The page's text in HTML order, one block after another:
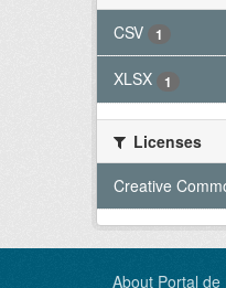
CSV
1
XLSX 1
Licenses
Creative
About Portal